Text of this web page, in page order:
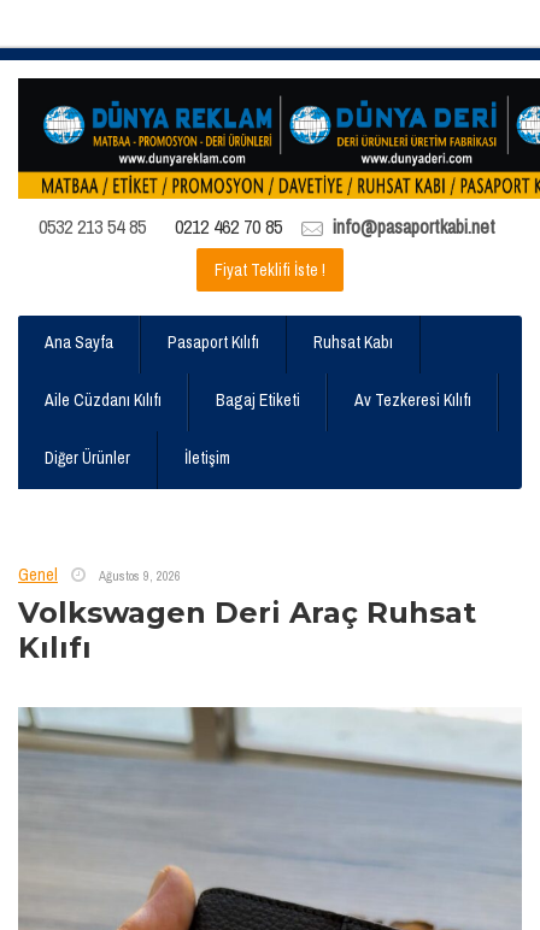
0532 213 54 85 0212 462 70 85 info@pasaportkabi.net
Fiyat Teklifi İste !
Ana Sayfa Pasaport Kılıfı Ruhsat Kabı
Aile Cüzdanı Kılıfı Bagaj Etiketi Av Tezkeresi Kılıfı
Diğer Ürünler İletişim
Genel Ağustos 9, 2026
Volkswagen Deri Araç Ruhsat
Kılıfı